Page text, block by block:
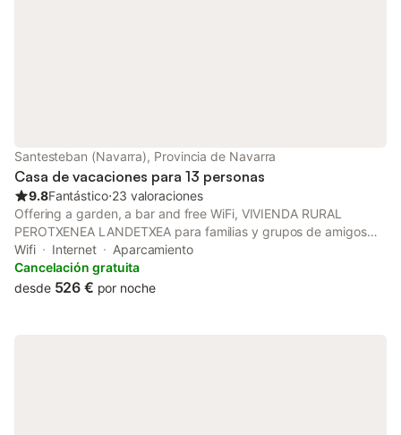
Santesteban (Navarra), Provincia de Navarra
Casa de vacaciones para 13 personas
9.8Fantástico⋅23 valoraciones
Offering a garden, a bar and free WiFi, VIVIENDA RURAL
PEROTXENEA LANDETXEA para familias y grupos de amigos
con jardín y barbacoa is a recently renovated holiday home 32
km from Hendaye Train Station and 32 km from FICOBA.
Wifi Internet
Aparcamiento
Cancelación gratuita
desde 526 € por noche